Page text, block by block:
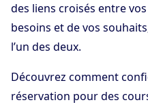
des liens croisés entre
besoins et de vos
l’un des deux.
Découvrez comment
réservation pour des